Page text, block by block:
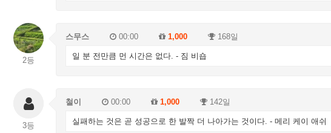
2등
스무스 00:00 1,000 168일
일 분 전만큼 먼 시간은 없다. - 짐 비숍
3등
철이 00:00 1,000 142일
실패하는 것은 곧 성공으로 한 발짝 더 나아가는 것이다. - 메리 케이 애쉬